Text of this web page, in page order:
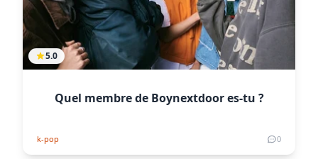
5.0
Quel membre de Boynextdoor es-tu ?
k-pop 0